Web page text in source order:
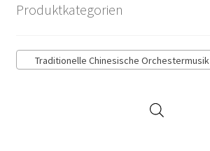
Produktkategorien
Traditionelle Chinesische Orchestermusik